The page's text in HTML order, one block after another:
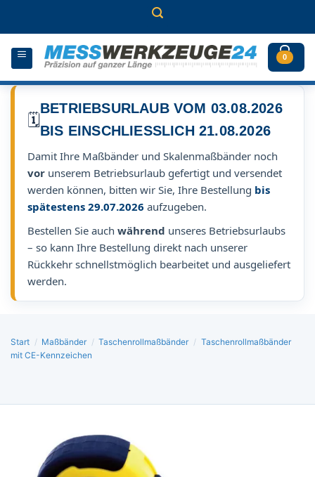
0
🗓️
BETRIEBSURLAUB VOM 03.08.2026
BIS EINSCHLIESSLICH 21.08.2026
Damit Ihre Maßbänder und Skalenmaßbänder noch
vor unserem Betriebsurlaub gefertigt und versendet
werden können, bitten wir Sie, Ihre Bestellung bis
spätestens 29.07.2026 aufzugeben.
Bestellen Sie auch während unseres Betriebsurlaubs
– so kann Ihre Bestellung direkt nach unserer
Rückkehr schnellstmöglich bearbeitet und ausgeliefert
werden.
Start / Maßbänder / Taschenrollmaßbänder / Taschenrollmaßbänder
mit CE-Kennzeichen